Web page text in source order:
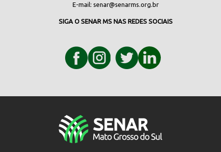
E-mail: senar@senarms.org.br
SIGA O SENAR MS NAS REDES SOCIAIS